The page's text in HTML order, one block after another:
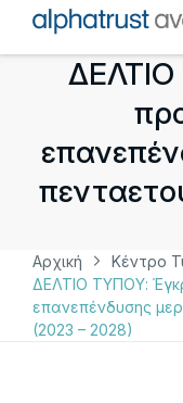
Αρχική
Κέντρο
ΔΕΛΤΙΟ ΤΥΠΟΥ:
επανεπένδυσης
(2023 – 2028)